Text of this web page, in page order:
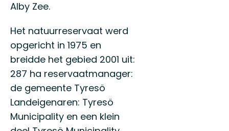
Alby Zee.
Het natuurreservaat werd
opgericht in 1975 en
breidde het gebied 2001 uit:
287 ha reservaatmanager:
de gemeente Tyresö
Landeigenaren: Tyresö
Municipality en een klein